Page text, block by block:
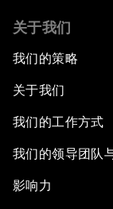
关于我们
我们的策略
关于我们
我们的工作方式
我们的领导团队
影响力